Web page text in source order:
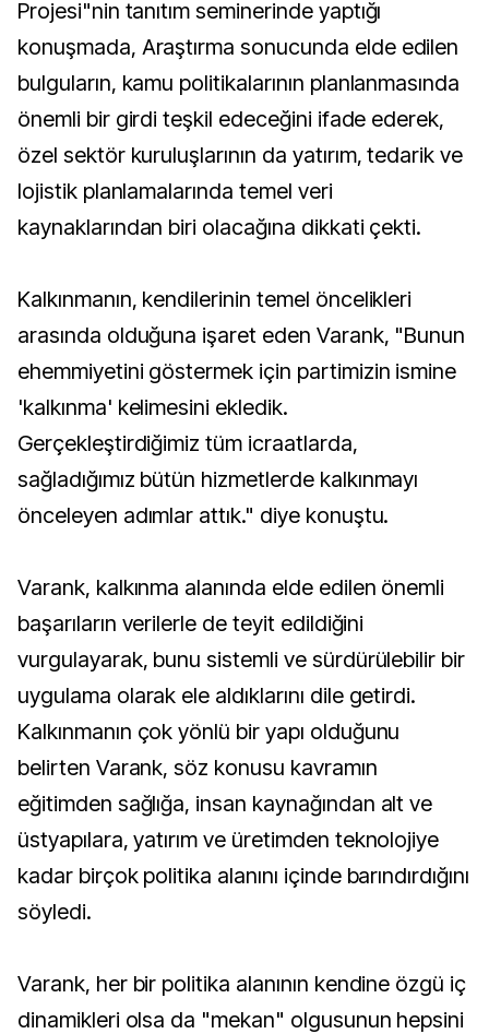
Projesi"nin tanıtım seminerinde yaptığı
konuşmada, Araştırma sonucunda elde edilen
bulguların, kamu politikalarının planlanmasında
önemli bir girdi teşkil edeceğini ifade ederek,
özel sektör kuruluşlarının da yatırım, tedarik ve
lojistik planlamalarında temel veri
kaynaklarından biri olacağına dikkati çekti.
Kalkınmanın, kendilerinin temel öncelikleri
arasında olduğuna işaret eden Varank, "Bunun
ehemmiyetini göstermek için partimizin ismine
'kalkınma' kelimesini ekledik.
Gerçekleştirdiğimiz tüm icraatlarda,
sağladığımız bütün hizmetlerde kalkınmayı
önceleyen adımlar attık." diye konuştu.
Varank, kalkınma alanında elde edilen önemli
başarıların verilerle de teyit edildiğini
vurgulayarak, bunu sistemli ve sürdürülebilir bir
uygulama olarak ele aldıklarını dile getirdi.
Kalkınmanın çok yönlü bir yapı olduğunu
belirten Varank, söz konusu kavramın
eğitimden sağlığa, insan kaynağından alt ve
üstyapılara, yatırım ve üretimden teknolojiye
kadar birçok politika alanını içinde barındırdığını
söyledi.
Varank, her bir politika alanının kendine özgü iç
dinamikleri olsa da "mekan" olgusunun hepsini